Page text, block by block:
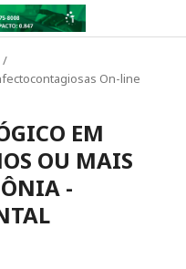
/
On-line
EM
OU MAIS
-